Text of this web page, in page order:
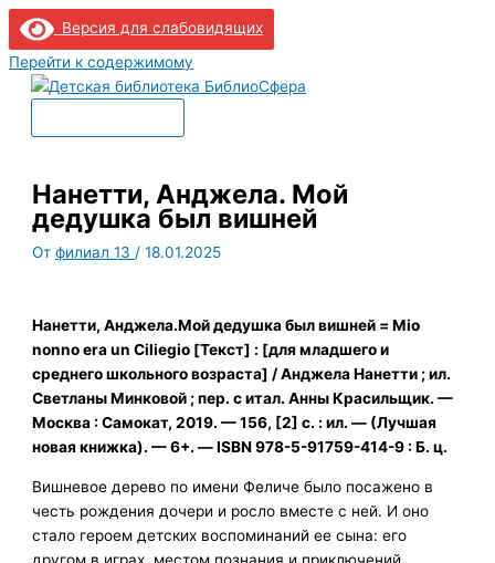
Версия для слабовидящих
Перейти к содержимому
Нанетти, Анджела. Мой
дедушка был вишней
Отфилиал 13 /18.01.2025
Нанетти, Анджела.Мой дедушка был вишней = Mio
nonno era un Ciliegio [Текст] : [для младшего и
среднего школьного возраста] / Анджела Нанетти ; ил.
Светланы Минковой ; пер. с итал. Анны Красильщик. —
Москва : Самокат, 2019. — 156, [2] с. : ил. — (Лучшая
новая книжка). — 6+. — ISBN 978-5-91759-414-9 : Б. ц.
Вишневое дерево по имени Феличе было посажено в
честь рождения дочери и росло вместе с ней. И оно
стало героем детских воспоминаний ее сына: его